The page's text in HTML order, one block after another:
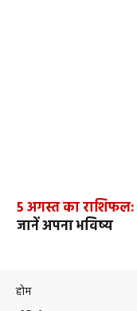
5 अगस्त का राशिफल:
जानें अपना भविष्य
होम